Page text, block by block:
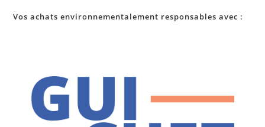
Vos achats environnementalement responsables avec :